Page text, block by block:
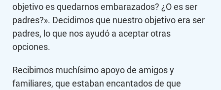
objetivo es quedarnos embarazados? ¿O es ser
padres?». Decidimos que nuestro objetivo era ser
padres, lo que nos ayudó a aceptar otras
opciones.
Recibimos muchísimo apoyo de amigos y
familiares, que estaban encantados de que